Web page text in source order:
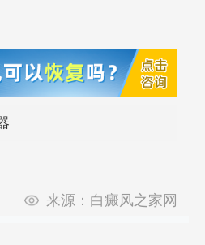
来源： 白癜风之家网